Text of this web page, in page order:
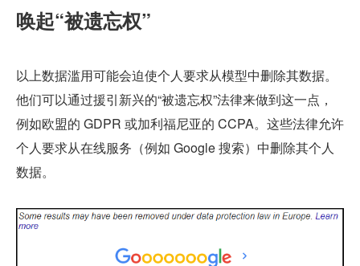
唤起“被遗忘权”
以上数据滥用可能会迫使个人要求从模型中删除其数据。
他们可以通过援引新兴的“被遗忘权”法律来做到这一点，
例如欧盟的 GDPR 或加利福尼亚的 CCPA。这些法律允许
个人要求从在线服务（例如 Google 搜索）中删除其个人
数据。